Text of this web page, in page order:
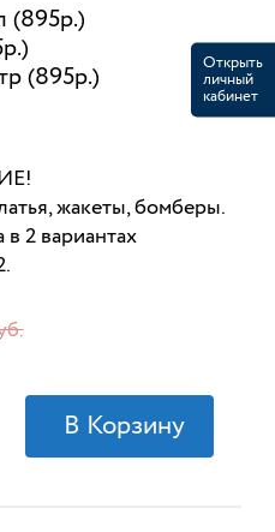
(895р.)
(895р.)
жакеты, бомберы.
2 вариантах
Открыть
личный
кабинет